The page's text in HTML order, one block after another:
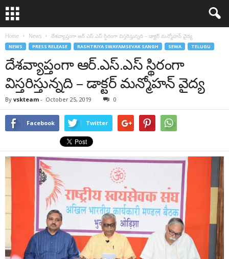
Home News దేశవ్యాప్తంగా ఆర్‌.ఎస్‌.ఎస్ స్థిరంగా విస్తరిస్తున్నది – డాక్టర్ మన్మోహన్ వైద్య
NEWS PRESS RELEASE RASHTRIYA SWAYAMSEVAK SANGH SEWA TELUGU
దేశవ్యాప్తంగా ఆర్‌.ఎస్‌.ఎస్ స్థిరంగా
విస్తరిస్తున్నది – డాక్టర్ మన్మోహన్ వైద్య
By vskteam - October 25, 2019 0
Facebook Twitter